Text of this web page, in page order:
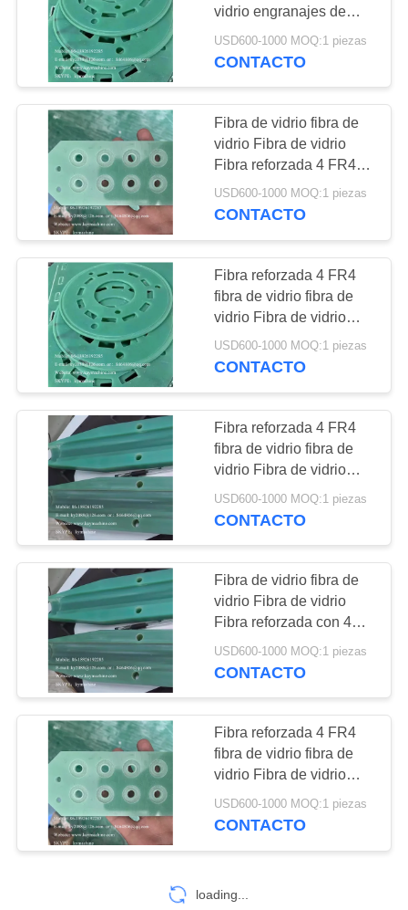
DEL
SITIO
PRIVACY
POLICY
cadena de
lanzamiento 40P
60P Cadenas de
plástico
botella bucks
soporte de botellas
partes de fijación de
botellas equipo del
dispositivo
Partes de plástico
de ingeniería
personalizadas
17
PTFE blando de
sellado nuevo
plástico expandido
de sellado EPTFE
junta de junta de
junta de PTFE exp
Fibra de carbono
fibra de carbono
fibra de grafito fibra
de carbono
polímero reforzado
con fibra de
17
Diseño de moldes
10
vidrio engranajes de
fibra de vidrio mangas
de eje de apoyo de
recipiente, soporte de
tubería China fabricante
China fábrica China
USD600-1000 MOQ:1 piezas
CONTACTO
Fibra de vidrio fibra de
vidrio Fibra de vidrio
Fibra reforzada 4 FR4
Componentes aislantes
electrónicos juntas
fabricante China fábrica
China productor
USD600-1000 MOQ:1 piezas
CONTACTO
Fibra reforzada 4 FR4
fibra de vidrio fibra de
vidrio Fibra de vidrio
placa de aislamiento
con interruptor
China productor
USD600-1000 MOQ:1 piezas
CONTACTO
Fibra reforzada 4 FR4
fibra de vidrio fibra de
vidrio Fibra de vidrio
almohadilla de
aislamiento
fabricante China fábrica
China productor
USD600-1000 MOQ:1 piezas
CONTACTO
Fibra de vidrio fibra de
vidrio Fibra de vidrio
Fibra reforzada con 4
FR4 fibra de vidrio fibra
de vidrio Fibra de vidrio
ranuras, aislamiento de
fase
USD600-1000 MOQ:1 piezas
CONTACTO
Fibra reforzada 4 FR4
fibra de vidrio fibra de
vidrio Fibra de vidrio
Componentes de
aislamiento del motor
fabricante China fábrica
USD600-1000 MOQ:1 piezas
CONTACTO
loading...